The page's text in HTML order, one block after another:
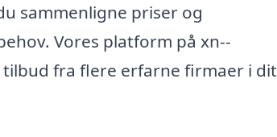
sammenligne priser og
Vores platform på xn--
fra flere erfarne firmaer i dit